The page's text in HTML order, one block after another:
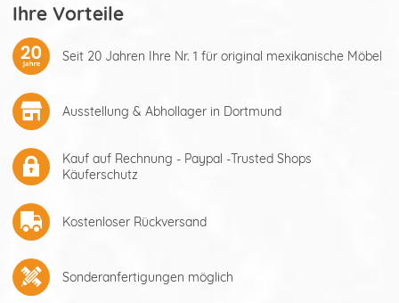
Ihre Vorteile
Seit 20 Jahren Ihre Nr. 1 für original mexikanische Möbel
Ausstellung & Abhollager in Dortmund
Kauf auf Rechnung - Paypal -Trusted Shops
Käuferschutz
Kostenloser Rückversand
Sonderanfertigungen möglich